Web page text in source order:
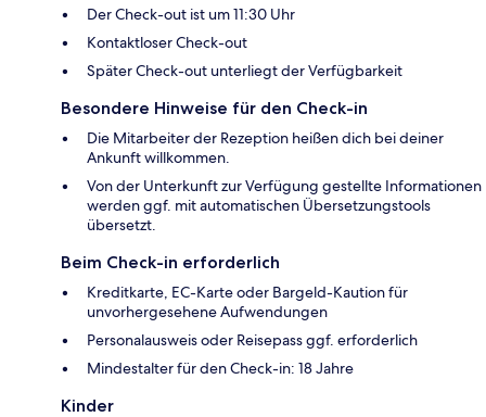
Der Check-out ist um 11:30 Uhr
Kontaktloser Check-out
Später Check-out unterliegt der Verfügbarkeit
Besondere Hinweise für den Check-in
Die Mitarbeiter der Rezeption heißen dich bei deiner
Ankunft willkommen.
Von der Unterkunft zur Verfügung gestellte Informationen
werden ggf. mit automatischen Übersetzungstools
übersetzt.
Beim Check-in erforderlich
Kreditkarte, EC-Karte oder Bargeld-Kaution für
unvorhergesehene Aufwendungen
Personalausweis oder Reisepass ggf. erforderlich
Mindestalter für den Check-in: 18 Jahre
Kinder